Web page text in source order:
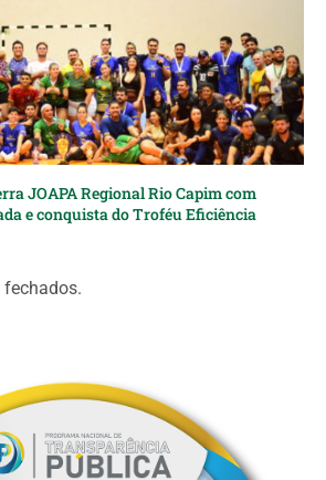
JOAPA Regional Rio Capim com
e conquista do Troféu Eficiência
fechados.